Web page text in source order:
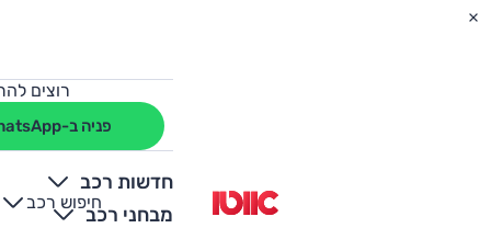
רוצים
פניה ב-WhatsApp
חדשות רכב
מבחני רכבחיפוש רכב
+
-